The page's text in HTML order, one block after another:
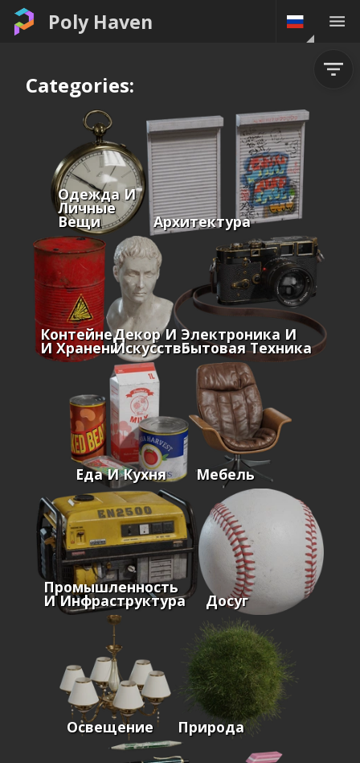
Poly Haven
Categories:
Одежда И
Личные
Вещи Архитектура
Контейнеры
И Хранение
Декор И
Искусство
Электроника И
Бытовая Техника
Еда И Кухня Мебель
Промышленность
И Инфраструктура Досуг
Освещение Природа